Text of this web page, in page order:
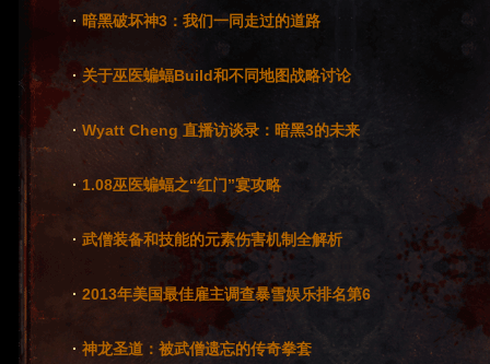
· 暗黑破坏神3：我们一同走过的道路
· 关于巫医蝙蝠Build和不同地图战略讨论
· Wyatt Cheng 直播访谈录：暗黑3的未来
·1.08巫医蝙蝠之“红门”宴攻略
· 武僧装备和技能的元素伤害机制全解析
· 2013年美国最佳雇主调查暴雪娱乐排名第6
·神龙圣道：被武僧遗忘的传奇拳套